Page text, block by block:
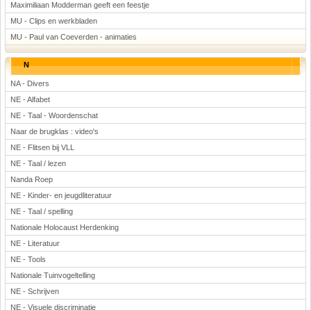
Maximiliaan Modderman geeft een feestje
MU - Clips en werkbladen
MU - Paul van Coeverden - animaties
N
NA - Divers
NE - Alfabet
NE - Taal - Woordenschat
Naar de brugklas : video's
NE - Flitsen bij VLL
NE - Taal / lezen
Nanda Roep
NE - Kinder- en jeugdliteratuur
NE - Taal / spelling
Nationale Holocaust Herdenking
NE - Literatuur
NE - Tools
Nationale Tuinvogeltelling
NE - Schrijven
NE - Visuele discriminatie